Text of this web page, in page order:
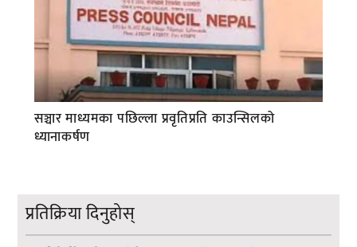
सञ्चार माध्यमका पछिल्ला प्रवृतिप्रति काउन्सिलको
ध्यानाकर्षण
प्रतिक्रिया दिनुहोस्